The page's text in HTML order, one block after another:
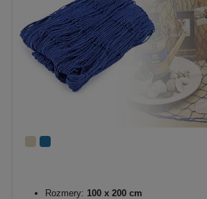
Rozmery: 100 x 200 cm